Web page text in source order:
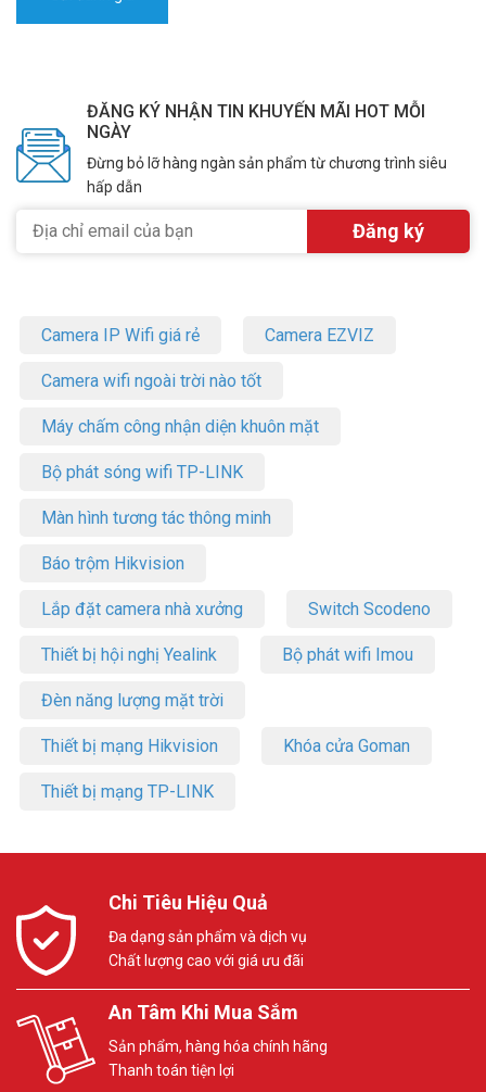
ĐĂNG KÝ NHẬN TIN KHUYẾN MÃI HOT MỖI
NGÀY
Đừng bỏ lỡ hàng ngàn sản phẩm từ chương trình siêu
hấp dẫn
Camera IP Wifi giá rẻ Camera EZVIZ
Camera wifi ngoài trời nào tốt
Máy chấm công nhận diện khuôn mặt
Bộ phát sóng wifi TP-LINK
Màn hình tương tác thông minh
Báo trộm Hikvision
Lắp đặt camera nhà xưởng Switch Scodeno
Thiết bị hội nghị Yealink Bộ phát wifi Imou
Đèn năng lượng mặt trời
Thiết bị mạng Hikvision Khóa cửa Goman
Thiết bị mạng TP-LINK
Chi Tiêu Hiệu Quả
Đa dạng sản phẩm và dịch vụ
Chất lượng cao với giá ưu đãi
An Tâm Khi Mua Sắm
Sản phẩm, hàng hóa chính hãng
Thanh toán tiện lợi